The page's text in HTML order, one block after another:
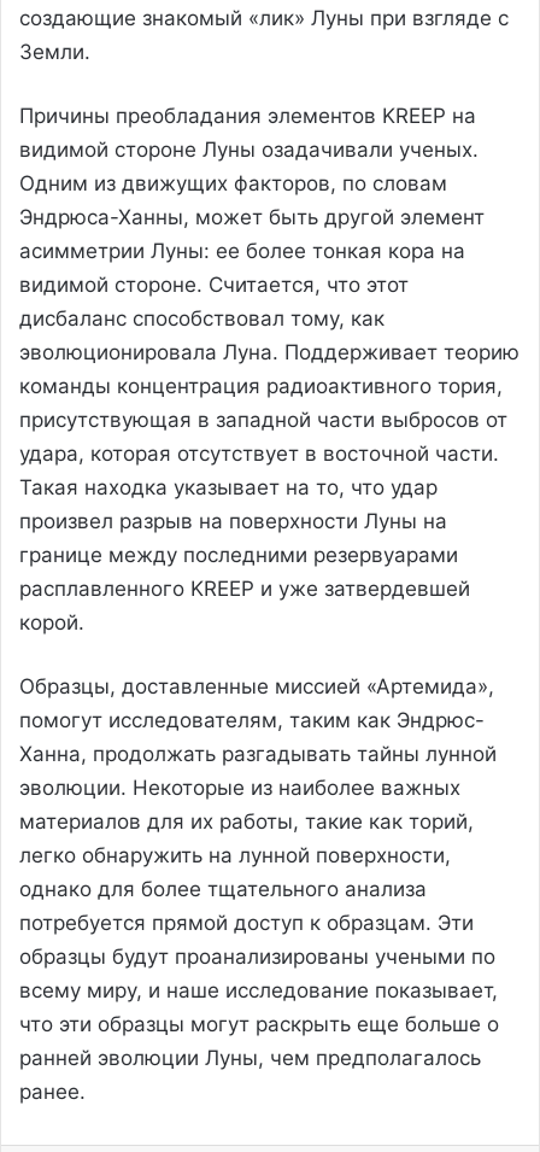
создающие знакомый «лик» Луны при взгляде с
Земли.
Причины преобладания элементов KREEP на
видимой стороне Луны озадачивали ученых.
Одним из движущих факторов, по словам
Эндрюса-Ханны, может быть другой элемент
асимметрии Луны: ее более тонкая кора на
видимой стороне. Считается, что этот
дисбаланс способствовал тому, как
эволюционировала Луна. Поддерживает теорию
команды концентрация радиоактивного тория,
присутствующая в западной части выбросов от
удара, которая отсутствует в восточной части.
Такая находка указывает на то, что удар
произвел разрыв на поверхности Луны на
границе между последними резервуарами
расплавленного KREEP и уже затвердевшей
корой.
Образцы, доставленные миссией «Артемида»,
помогут исследователям, таким как Эндрюс-
Ханна, продолжать разгадывать тайны лунной
эволюции. Некоторые из наиболее важных
материалов для их работы, такие как торий,
легко обнаружить на лунной поверхности,
однако для более тщательного анализа
потребуется прямой доступ к образцам. Эти
образцы будут проанализированы учеными по
всему миру, и наше исследование показывает,
что эти образцы могут раскрыть еще больше о
ранней эволюции Луны, чем предполагалось
ранее.